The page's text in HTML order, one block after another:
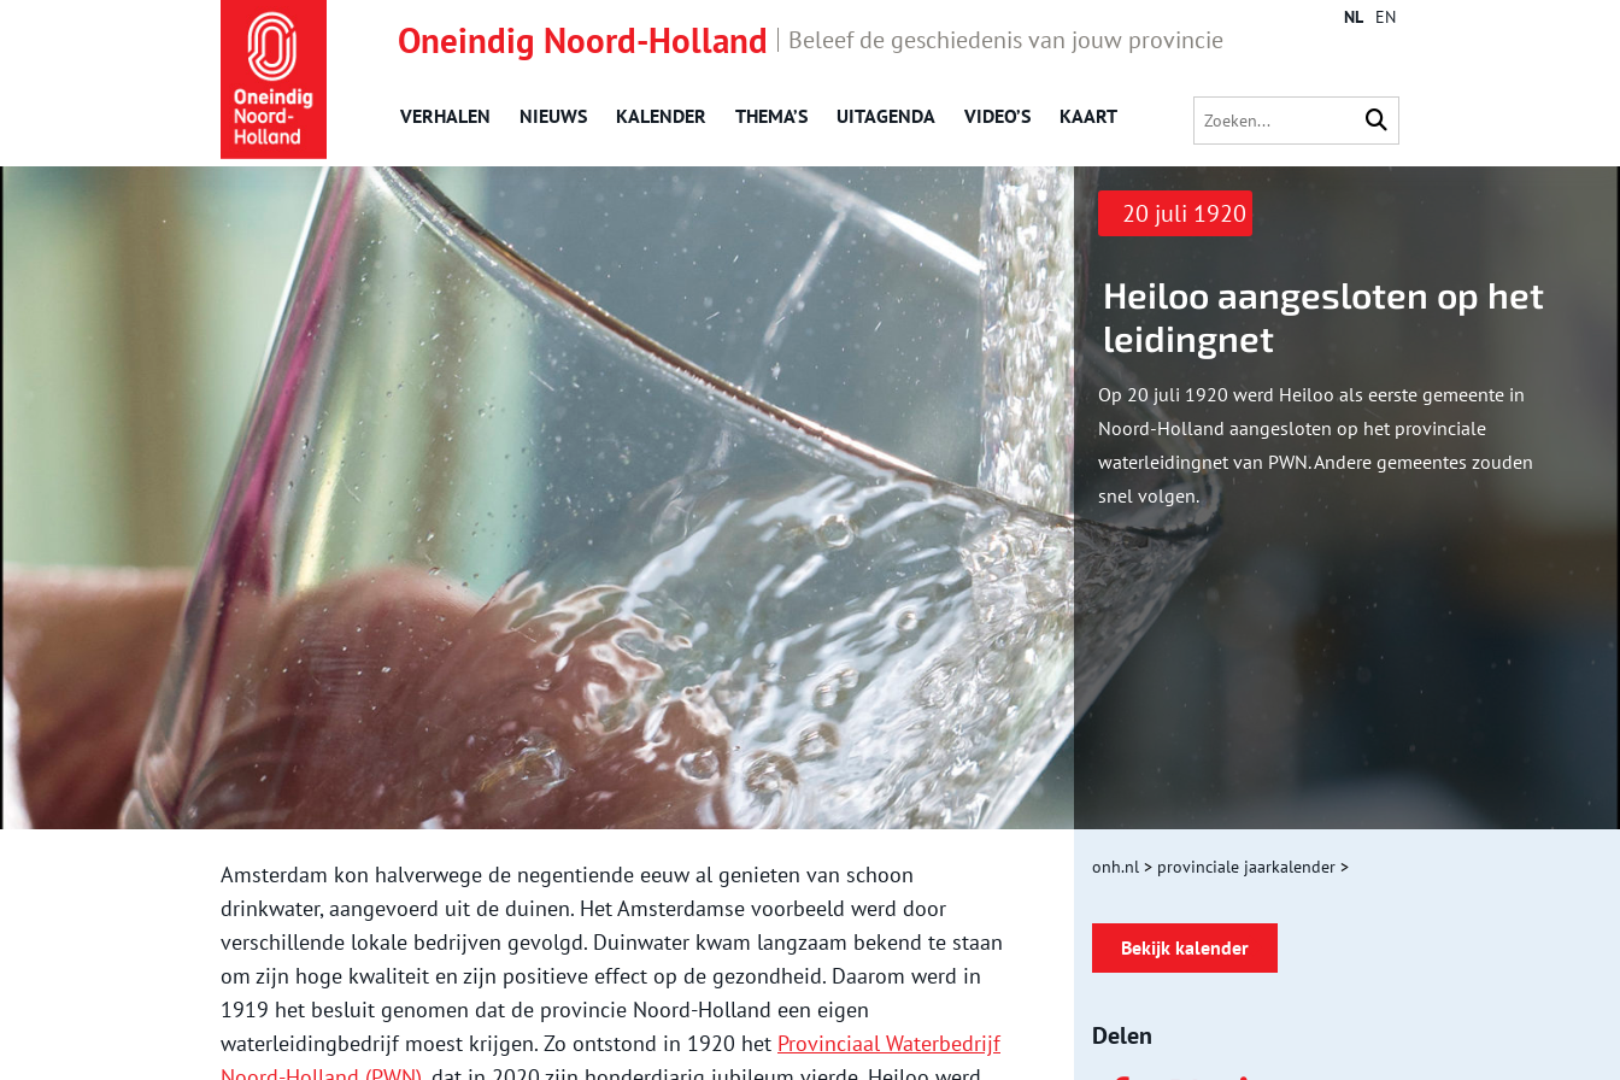
Oneindig Noord-Holland Beleef de geschiedenis van jouw provincie
VERHALEN NIEUWS KALENDER THEMA’S UITAGENDA VIDEO’S KAART
NL EN
20 juli 1920
Heiloo aangesloten op het
leidingnet
Op 20 juli 1920 werd Heiloo als eerste gemeente in
Noord-Holland aangesloten op het provinciale
waterleidingnet van PWN. Andere gemeentes zouden
snel volgen.
Amsterdam kon halverwege de negentiende eeuw al genieten van schoon
drinkwater, aangevoerd uit de duinen. Het Amsterdamse voorbeeld werd door
verschillende lokale bedrijven gevolgd. Duinwater kwam langzaam bekend te staan
om zijn hoge kwaliteit en zijn positieve effect op de gezondheid. Daarom werd in
1919 het besluit genomen dat de provincie Noord-Holland een eigen
waterleidingbedrijf moest krijgen. Zo ontstond in 1920 het Provinciaal Waterbedrijf
onh.nl > provinciale jaarkalender >
Bekijk kalender
Delen